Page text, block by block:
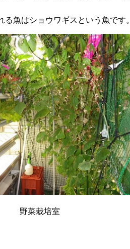
る魚はショウワギスという魚です。
野菜栽培室